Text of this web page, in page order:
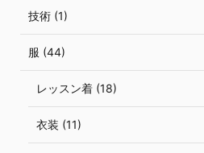
技術 (1)
服 (44)
レッスン着 (18)
衣装 (11)